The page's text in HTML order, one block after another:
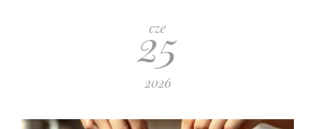
cze
25
2026